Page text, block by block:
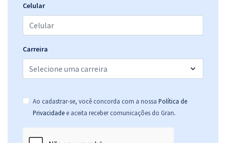
Celular
Carreira
Ao cadastrar-se, você concorda com a nossa Política de
Privacidade e aceita receber comunicações do Gran.